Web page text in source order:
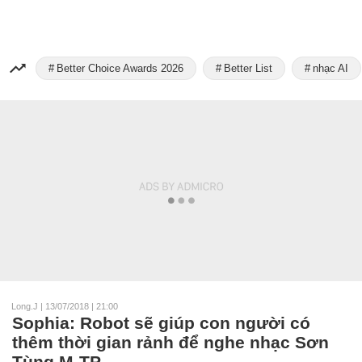
Better Choice Awards 2026 Better List nhạc AI
Long.J | 13/07/2018 | 21:00
Sophia: Robot sẽ giúp con người có
thêm thời gian rảnh để nghe nhạc Sơn